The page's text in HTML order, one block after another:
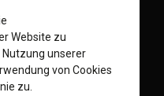
GERMAN
Website zu
unserer
von Cookies
zu.